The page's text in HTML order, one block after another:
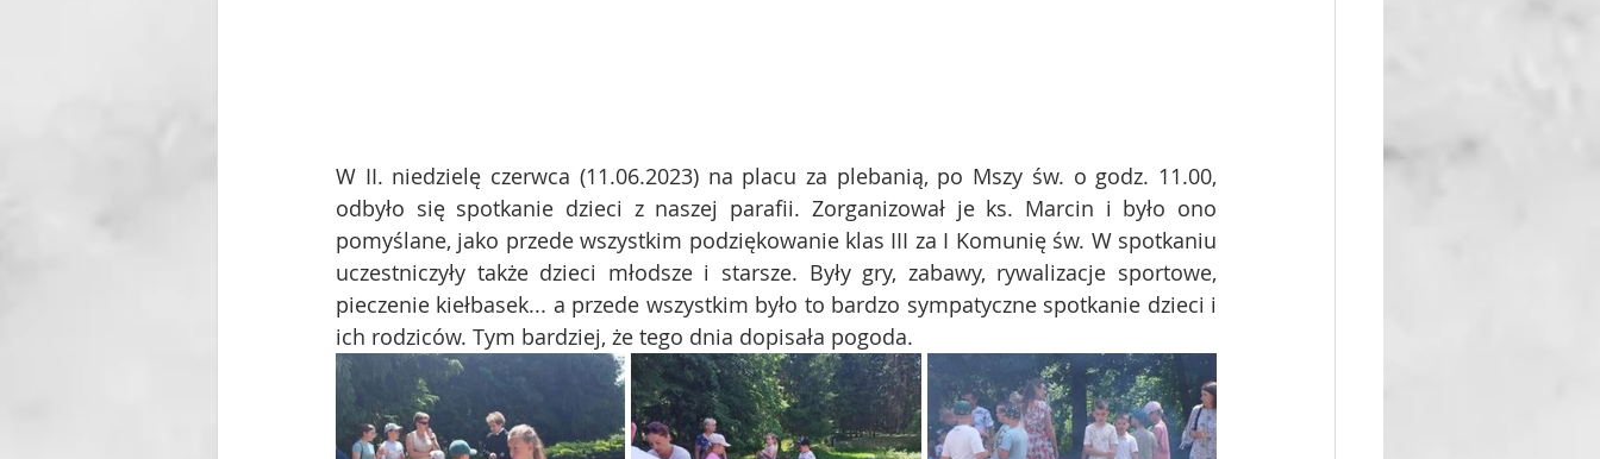
W II. niedzielę czerwca (11.06.2023) na placu za plebanią, po Mszy św. o godz. 11.00,
odbyło się spotkanie dzieci z naszej parafii. Zorganizował je ks. Marcin i było ono
pomyślane, jako przede wszystkim podziękowanie klas III za I Komunię św. W spotkaniu
uczestniczyły także dzieci młodsze i starsze. Były gry, zabawy, rywalizacje sportowe,
pieczenie kiełbasek... a przede wszystkim było to bardzo sympatyczne spotkanie dzieci i
ich rodziców. Tym bardziej, że tego dnia dopisała pogoda.